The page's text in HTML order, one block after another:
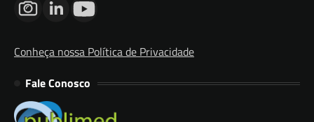
Conheça nossa Política de Privacidade
Fale Conosco